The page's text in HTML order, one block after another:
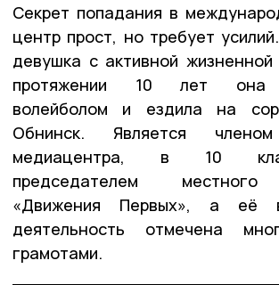
Секрет попадания в
центр прост, но требует
девушка с активной
протяжении 10 лет она
волейболом и ездила на
Обнинск. Является
медиацентра, в 10
председателем местного
«Движения Первых», а её
деятельность отмечена
грамотами.